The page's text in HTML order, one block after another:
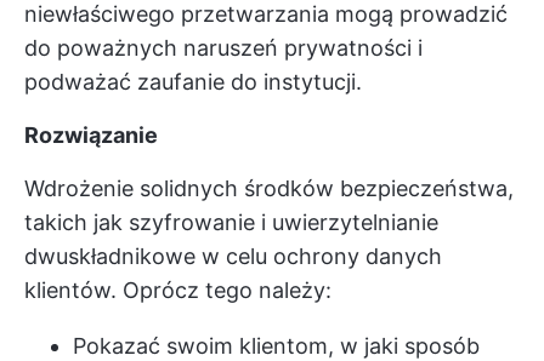
niewłaściwego przetwarzania mogą prowadzić
do poważnych naruszeń prywatności i
podważać zaufanie do instytucji.
Rozwiązanie
Wdrożenie solidnych środków bezpieczeństwa,
takich jak szyfrowanie i uwierzytelnianie
dwuskładnikowe w celu ochrony danych
klientów. Oprócz tego należy:
Pokazać swoim klientom, w jaki sposób